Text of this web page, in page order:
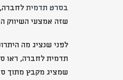
בסרט תדמית
שזה אמצעי השיווק
לפני שנציג מה
תדמית לחברה, ראו
שמציג מקבץ מתוך